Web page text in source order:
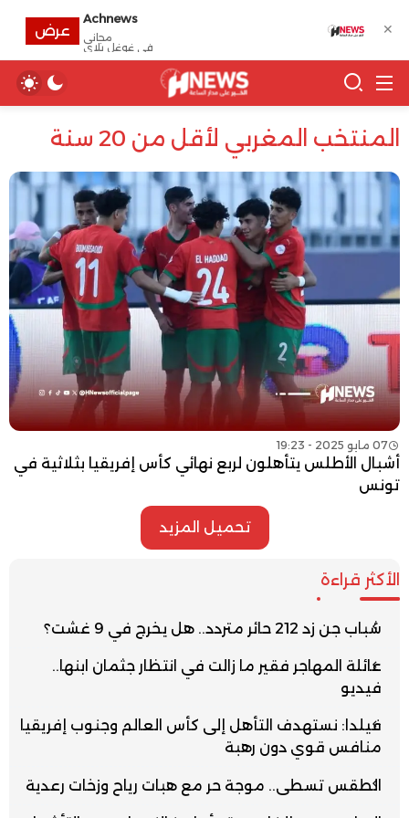
المنتخب المغربي لأقل من 20 سنة
07 مايو 2025 - 19:23
أشبال الأطلس يتأهلون لربع نهائي كأس إفريقيا بثلاثية في
تونس
تحميل المزيد
الأكثر قراءة
شباب جن زد 212 حائر متردد.. هل يخرج في 9 غشت؟
عائلة المهاجر فقير ما زالت في انتظار جثمان ابنها..
فيديو
فيلدا: نستهدف التأهل إلى كأس العالم وجنوب إفريقيا
منافس قوي دون رهبة
الطقس تسطى.. موجة حر مع هبات رياح وزخات رعدية
✕
Achnews
مجانى
في غوغل بلاي
عرض